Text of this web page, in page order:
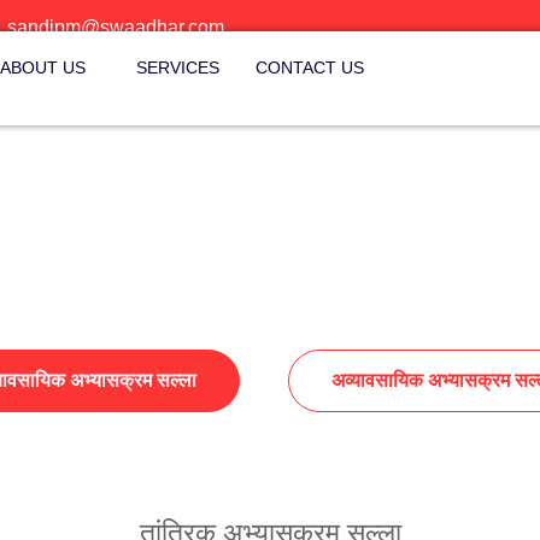
sandipm@swaadhar.com
ABOUT US SERVICES CONTACT US
अभ्यासक्रम सल्ला अव्यावसायिक अभ्यासक्रम
तांत्रिक अभ्यासक्रम सल्ला